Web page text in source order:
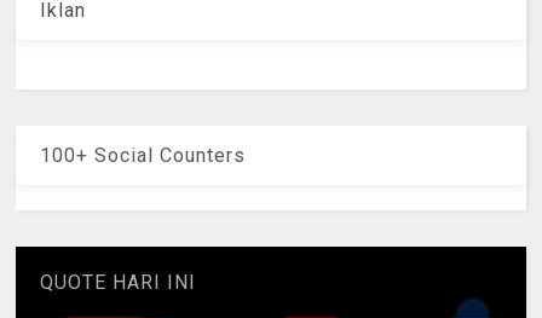
Iklan
100+ Social Counters
QUOTE HARI INI